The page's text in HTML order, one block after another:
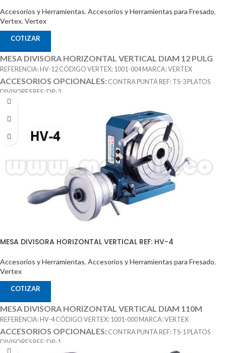
Accesorios y Herramientas, Accesorios y Herramientas para Fresado,
Vertex, Vertex
COTIZAR
MESA DIVISORA HORIZONTAL VERTICAL DIAM 12 PULG
REFERENCIA: HV-12 CÓDIGO VERTEX: 1001-004 MARCA: VERTEX
ACCESORIOS OPCIONALES: CONTRA PUNTÁ REF: TS-3 PLATOS
DIVISORES REF: DP-3
MESA DIVISORA HORIZONTAL VERTICAL REF: HV-4
Accesorios y Herramientas, Accesorios y Herramientas para Fresado,
Vertex
COTIZAR
MESA DIVISORA HORIZONTAL VERTICAL DIAM 110M
REFERENCIA: HV-4 CÓDIGO VERTEX: 1001-000 MARCA: VERTEX
ACCESORIOS OPCIONALES: CONTRA PUNTÁ REF: TS-1 PLATOS
DIVISORES REF: DP-1